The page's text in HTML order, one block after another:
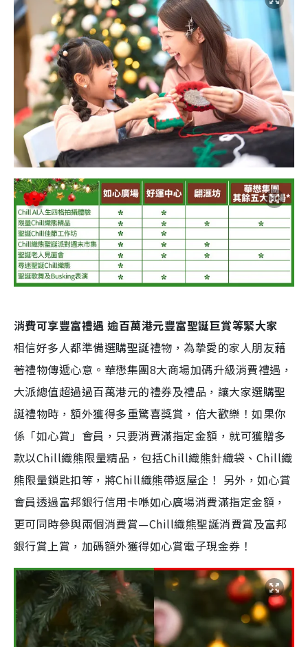
消費可享豐富禮遇 逾百萬港元豐富聖誕巨賞等緊大家
相信好多人都準備選購聖誕禮物，為摯愛的家人朋友藉
著禮物傳遞心意。華懋集團8大商場加碼升級消費禮遇，
大派總值超過過百萬港元的禮券及禮品，讓大家選購聖
誕禮物時，額外獲得多重驚喜獎賞，倍大歡樂！如果你
係「如心賞」會員，只要消費滿指定金額，就可獲贈多
款以Chill織熊限量精品，包括Chill織熊針織袋、Chill織
熊限量鎖匙扣等，將Chill織熊帶返屋企！ 另外，如心賞
會員透過富邦銀行信用卡喺如心廣場消費滿指定金額，
更可同時參與兩個消費賞—Chill織熊聖誕消費賞及富邦
銀行賞上賞，加碼額外獲得如心賞電子現金券！